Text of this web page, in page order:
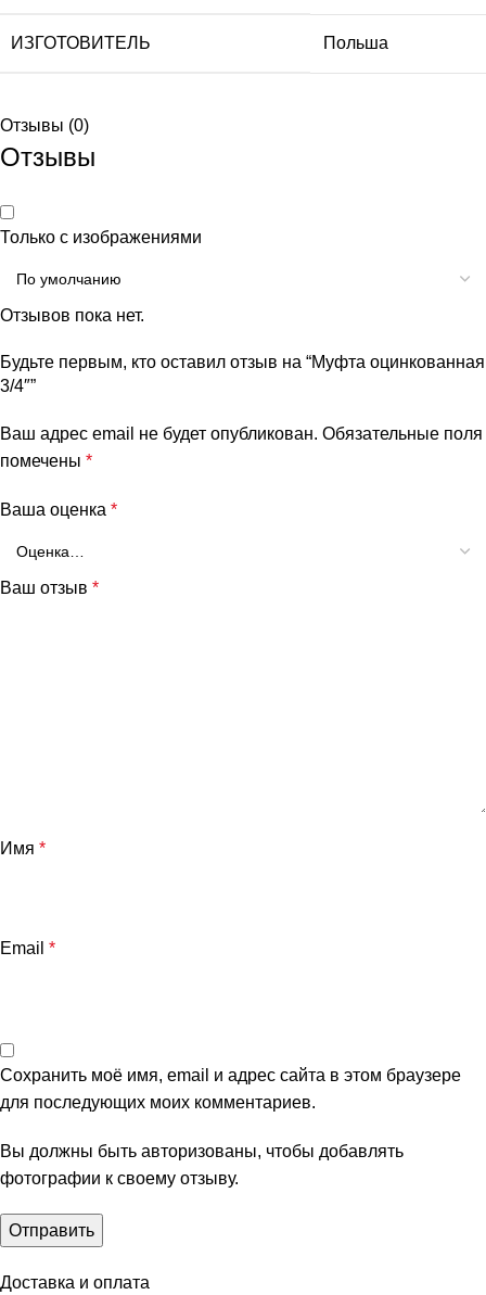
ИЗГОТОВИТЕЛЬ Польша
Отзывы (0)
Отзывы
Только с изображениями
Отзывов пока нет.
Будьте первым, кто оставил отзыв на “Муфта оцинкованная
3/4″”
Ваш адрес email не будет опубликован. Обязательные поля
помечены *
Ваша оценка *
Ваш отзыв *
Имя *
Email *
Сохранить моё имя, email и адрес сайта в этом браузере
для последующих моих комментариев.
Вы должны быть авторизованы, чтобы добавлять
фотографии к своему отзыву.
Доставка и оплата